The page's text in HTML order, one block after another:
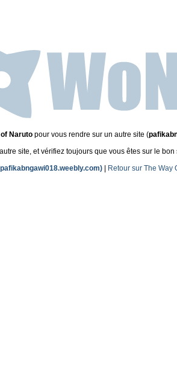
Narutopour vous rendre sur un autre site (
site, et vérifiez toujours que vous êtes sur le
Retour sur The Way